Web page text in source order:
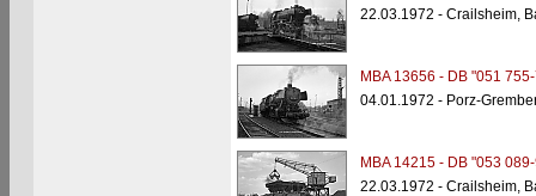
22.03.1972 - Crailsheim,
MBA 13656 - DB "051
04.01.1972 - Porz-
MBA 14215 - DB "053
22.03.1972 - Crailsheim,